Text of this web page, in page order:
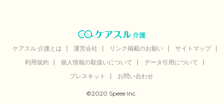
ケアスル 介護とは 運営会社 リンク掲載のお願い
サイトマップ
利用規約
個人情報の取扱いについて
データ引用について
プレスキット
お問い合わせ
©2020 Speee Inc.